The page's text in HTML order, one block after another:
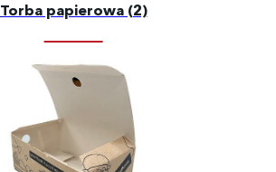
Torba papierowa (2)